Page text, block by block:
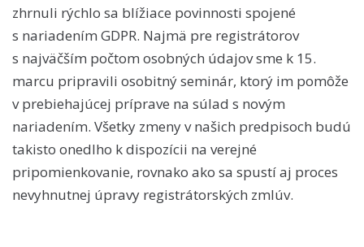
zhrnuli rýchlo sa blížiace povinnosti spojené
s nariadením GDPR. Najmä pre registrátorov
s najväčším počtom osobných údajov sme k 15.
marcu pripravili osobitný seminár, ktorý im pomôže
v prebiehajúcej príprave na súlad s novým
nariadením. Všetky zmeny v našich predpisoch budú
takisto onedlho k dispozícii na verejné
pripomienkovanie, rovnako ako sa spustí aj proces
nevyhnutnej úpravy registrátorských zmlúv.